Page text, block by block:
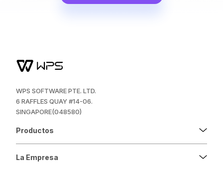
WPS SOFTWARE PTE. LTD.
6 RAFFLES QUAY #14-06.
SINGAPORE(048580)
Productos
La Empresa